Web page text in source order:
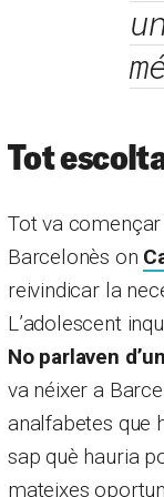
Tot
Tot va començar
Barcelonès on
reivindicar la
L’adolescent
No parlaven
va néixer a
analfabetes que
sap què hauria
mateixes